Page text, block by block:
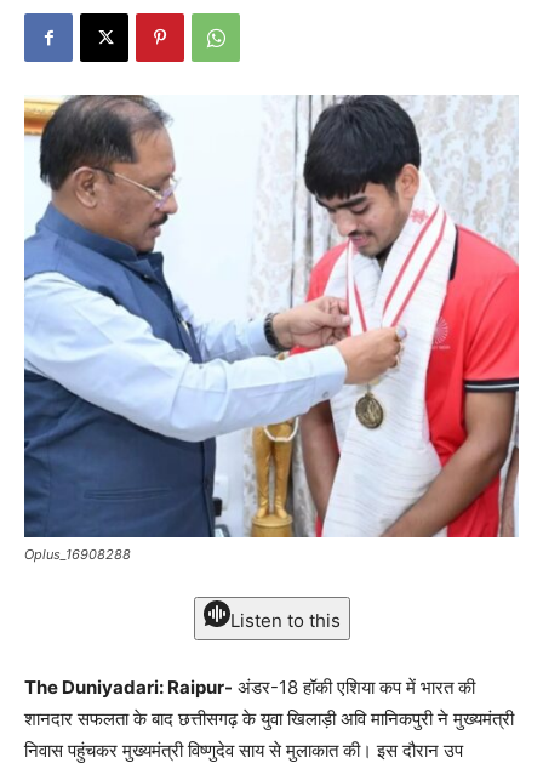
Oplus_16908288
Listen to this
The Duniyadari: Raipur- अंडर-18 हॉकी एशिया कप में भारत की
शानदार सफलता के बाद छत्तीसगढ़ के युवा खिलाड़ी अवि मानिकपुरी ने मुख्यमंत्री
निवास पहुंचकर मुख्यमंत्री विष्णुदेव साय से मुलाकात की। इस दौरान उप